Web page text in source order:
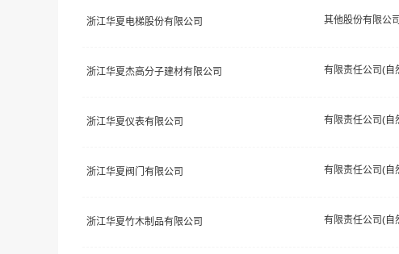
浙江华夏电梯股份有限公司
浙江华夏杰高分子建材有限公司
浙江华夏仪表有限公司
浙江华夏阀门有限公司
浙江华夏竹木制品有限公司